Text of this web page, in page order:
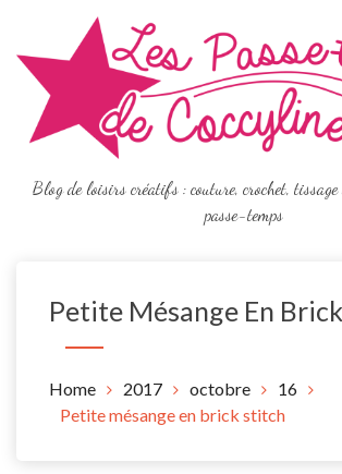
content
Blog de loisirs créatifs : couture, crochet, tissage
passe-temps
Petite Mésange En
Home 2017 octobre
16
Petite mésange en brick stitch